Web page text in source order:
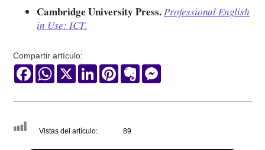
Cambridge University Press.Professional English
in Use: ICT.
Compartir artículo:
FacebookWhatsApp
X LinkedInPinterestEvernote
Vistas del artículo: 89